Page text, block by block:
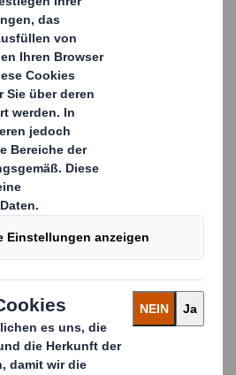
ein Ausbeulen.
eine Duabond Verbindung,
besteht und Kontamination
Metallklammern auftritt.
Wellpappe verringert die
die Palettenbox aufgesprengt
praktisch auf null.
kann für alle
werden und ist in der
Industrie als kostengünstige
weit verbreitet. Bei
mit unseren Wellpapp-
Behälter entweder
recycelt werden